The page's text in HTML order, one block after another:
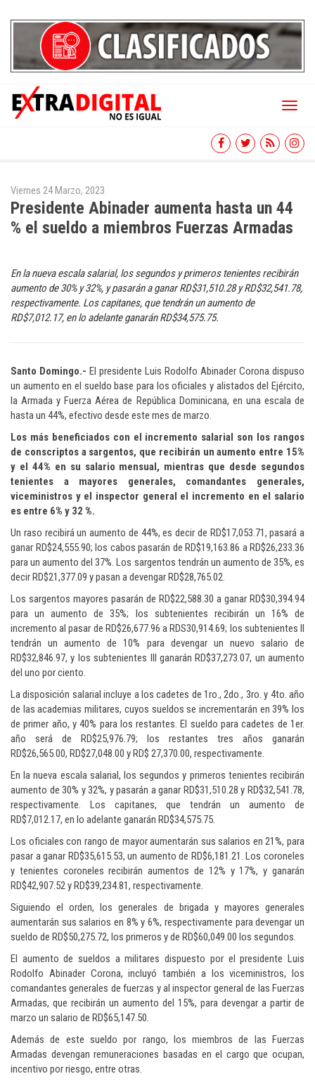
Toggle
Viernes 24 Marzo, 2023
Presidente Abinader aumenta hasta un 44
% el sueldo a miembros Fuerzas Armadas
En la nueva escala salarial, los segundos y primeros tenientes recibirán
aumento de 30% y 32%, y pasarán a ganar RD$31,510.28 y RD$32,541.78,
respectivamente. Los capitanes, que tendrán un aumento de
RD$7,012.17, en lo adelante ganarán RD$34,575.75.
Santo Domingo.- El presidente Luis Rodolfo Abinader Corona dispuso
un aumento en el sueldo base para los oficiales y alistados del Ejército,
la Armada y Fuerza Aérea de República Dominicana, en una escala de
hasta un 44%, efectivo desde este mes de marzo.
Los más beneficiados con el incremento salarial son los rangos
de conscriptos a sargentos, que recibirán un aumento entre 15%
y el 44% en su salario mensual, mientras que desde segundos
tenientes a mayores generales, comandantes generales,
viceministros y el inspector general el incremento en el salario
es entre 6% у 32 %.
Un raso recibirá un aumento de 44%, es decir de RD$17,053.71, pasará a
ganar RD$24,555.90; los cabos pasarán de RD$19,163.86 a RD$26,233.36
para un aumento del 37%. Los sargentos tendrán un aumento de 35%, es
decir RD$21,377.09 y pasan a devengar RD$28,765.02.
Los sargentos mayores pasarán de RD$22,588.30 a ganar RD$30,394.94
para un aumento de 35%; los subtenientes recibirán un 16% de
incremento al pasar de RD$26,677.96 a RDS30,914.69; los subtenientes II
tendrán un aumento de 10% para devengar un nuevo salario de
RD$32,846.97, y los subtenientes III ganarán RD$37,273.07, un aumento
del uno por ciento.
La disposición salarial incluye a los cadetes de 1ro., 2do., 3ro. y 4to. año
de las academias militares, cuyos sueldos se incrementarán en 39% los
de primer año, y 40% para los restantes. El sueldo para cadetes de 1er.
año será de RD$25,976.79; los restantes tres años ganarán
RD$26,565.00, RD$27,048.00 y RD$ 27,370.00, respectivamente.
En la nueva escala salarial, los segundos y primeros tenientes recibirán
aumento de 30% y 32%, y pasarán a ganar RD$31,510.28 y RD$32,541.78,
respectivamente. Los capitanes, que tendrán un aumento de
RD$7,012.17, en lo adelante ganarán RD$34,575.75.
Los oficiales con rango de mayor aumentarán sus salarios en 21%, para
pasar a ganar RD$35,615.53, un aumento de RD$6,181.21. Los coroneles
y tenientes coroneles recibirán aumentos de 12% y 17%, y ganarán
RD$42,907.52 y RD$39,234.81, respectivamente.
Siguiendo el orden, los generales de brigada y mayores generales
aumentarán sus salarios en 8% y 6%, respectivamente para devengar un
sueldo de RD$50,275.72, los primeros y de RD$60,049.00 los segundos.
El aumento de sueldos a militares dispuesto por el presidente Luis
Rodolfo Abinader Corona, incluyó también a los viceministros, los
comandantes generales de fuerzas y al inspector general de las Fuerzas
Armadas, que recibirán un aumento del 15%, para devengar a partir de
marzo un salario de RD$65,147.50.
Además de este sueldo por rango, los miembros de las Fuerzas
Armadas devengan remuneraciones basadas en el cargo que ocupan,
incentivo por riesgo, entre otras.